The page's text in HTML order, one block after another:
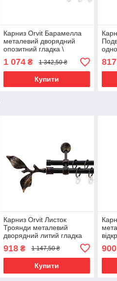
Карниз Orvit Барамелла
металевий дворядний
опозитний гладка \
металеве Арктіс 25\19 мм
160 см (00-00010699)
1 074₴ 1 342,50 ₴
Купити
16
817
Карниз Orvit Листок
Троянди металевий
дворядний литий гладка
Чорне Золото 16\16 мм
240 см (5468282)
918₴ 1 147,50 ₴
Купити
(00-
900